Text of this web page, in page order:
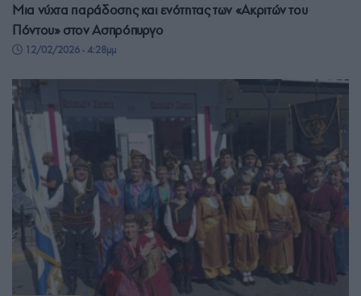
Μια νύχτα παράδοσης και ενότητας των «Ακριτών του
Πόντου» στον Ασπρόπυργο
12/02/2026 - 4:28μμ